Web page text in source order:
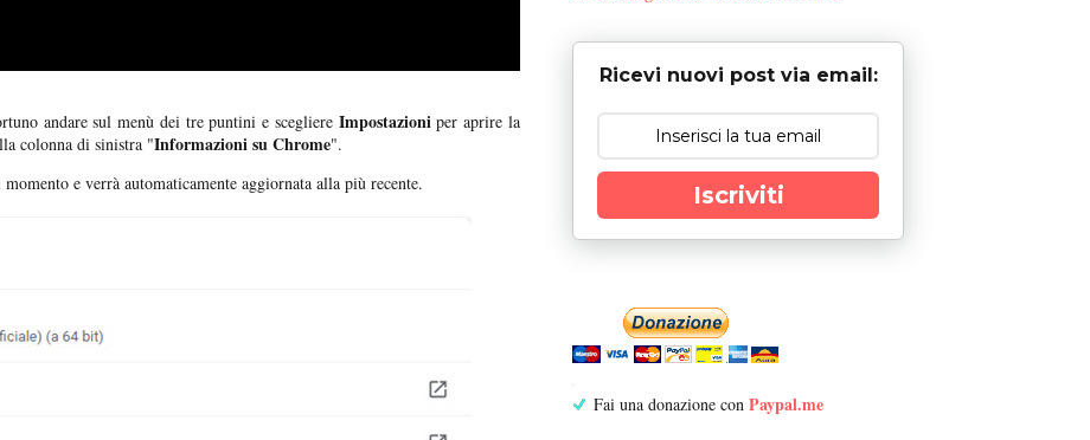
andare sul menù dei tre puntini e scegliereImpostazioniper aprire la
colonna di sinistra "Informazioni su Chrome".
e verrà automaticamente aggiornata alla più recente.
Ricevi nuovi post via email:
Iscriviti
Fai una donazione con Paypal.me